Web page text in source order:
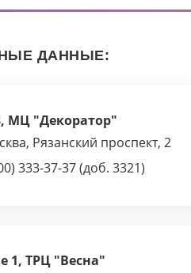
ДАННЫЕ:
МЦ "Декоратор"
Рязанский проспект, 2
333-37-37 (доб. 3321)
1, ТРЦ "Весна"